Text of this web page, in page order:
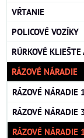
VŔTANIE
POLICOVÉ VOZÍKY
RÚRKOVÉ
RÁZOVÉ NÁRADIE
RÁZOVÉ
RÁZOVÉ
RÁZOVÉ